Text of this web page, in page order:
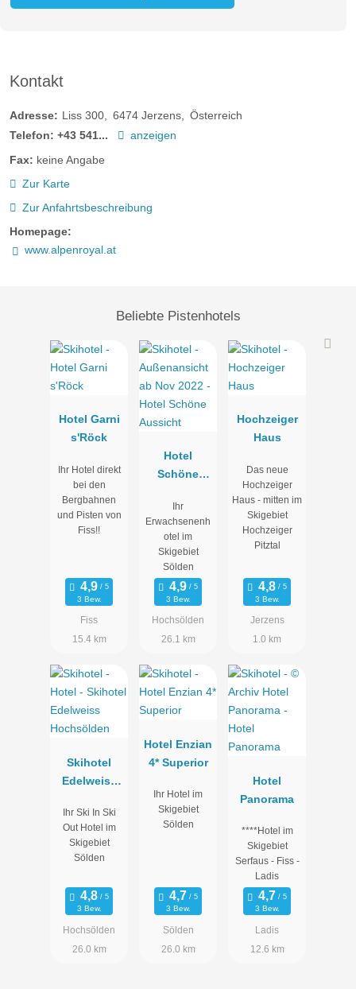
Kontakt
Adresse: Liss 300 6474 Jerzens
Österreich
Telefon: +43 541...
anzeigen
Fax: keine Angabe
Zur Karte
Zur Anfahrtsbeschreibung
Homepage:
www.alpenroyal.at
Beliebte Pistenhotels
Hotel Garni
s'Röck
Ihr Hotel direkt
bei den
Bergbahnen
und Pisten von
Fiss!!
3 Bew.
Fiss
15.4 km
Hotel
Schöne
Ihr
Erwachsenenh
otel im
Skigebiet
Sölden
3 Bew.
Hochsölden
26.1 km
Hochzeiger
Haus
Das neue
Hochzeiger
Haus - mitten im
Skigebiet
Hochzeiger
Pitztal
3 Bew.
Jerzens
1.0 km
Skihotel
Edelweiss
Ihr Ski In Ski
Out Hotel im
Skigebiet
Sölden
3 Bew.
Hochsölden
26.0 km
Hotel Enzian
4* Superior
Ihr Hotel im
Skigebiet
Sölden
3 Bew.
Sölden
26.0 km
Hotel
Panorama
****Hotel im
Skigebiet
Serfaus - Fiss -
Ladis
3 Bew.
Ladis
12.6 km